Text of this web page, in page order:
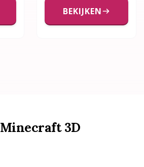
BEKIJKEN
Minecraft 3D